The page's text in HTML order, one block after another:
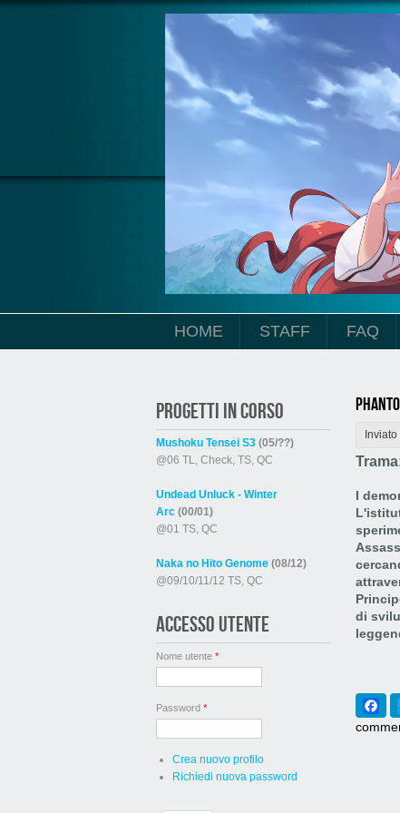
HOME STAFF FAQ
Inviato
I
di
PROGETTI IN CORSO
Mushoku Tensei S3 (05/??)
@06 TL, Check, TS, QC
Undead Unluck - Winter
Arc (00/01)
@01 TS, QC
Naka no Hito Genome (08/12)
@09/10/11/12 TS, QC
ACCESSO UTENTE
Nome utente *
Password *
Crea nuovo profilo
Richiedi nuova password